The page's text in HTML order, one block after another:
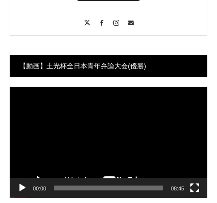
【動画】土光杯全日本青年弁論大会(優勝)
動
00:00 08:45